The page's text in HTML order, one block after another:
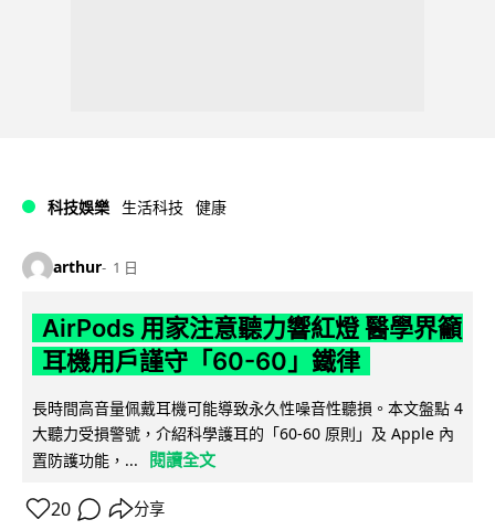
科技娛樂 生活科技 健康
arthur 1 日
AirPods 用家注意聽力響紅燈 醫學界籲
耳機用戶謹守「60-60」鐵律
長時間高音量佩戴耳機可能導致永久性噪音性聽損。本文盤點 4
大聽力受損警號，介紹科學護耳的「60-60 原則」及 Apple 內
置防護功能，...
閱讀全文
20 分享